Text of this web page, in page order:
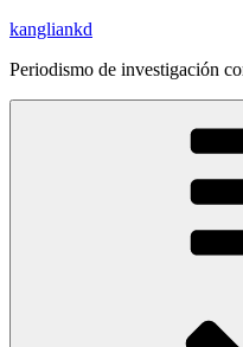
Saltar
contenido
kangliankd
Periodismo de investigación